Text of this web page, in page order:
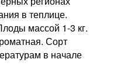
в теплице.
массой 1-3 кг.
Сорт
в начале